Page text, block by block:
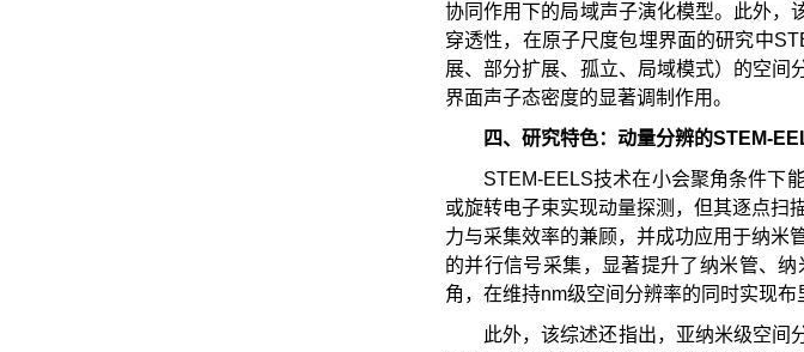
协同作用下的局域声子演化模型。此外，
穿透性，在原子尺度包埋界面的研究中
展、部分扩展、孤立、局域模式）的空间
界面声子态密度的显著调制作用。
四、研究特色：动量分辨的STEM-
STEM-EELS技术在小会聚角条件下
或旋转电子束实现动量探测，但其逐点扫
力与采集效率的兼顾，并成功应用于纳米
的并行信号采集，显著提升了纳米管、
角，在维持nm级空间分辨率的同时实现
此外，该综述还指出，亚纳米级空间